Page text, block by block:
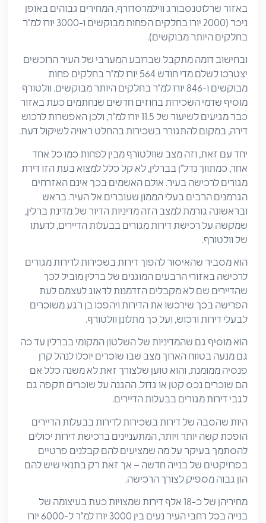
באזור שרלוטנסבורג ווילמרסדורף, המחירים גבוהים באופן
ניכר (2000 יורו בחלקים הפחות מבוקשים ו-3000 יורו למ"ר
בחלקים היותר מבוקשים).
ובחישוב דומה מתקבל שברובע המערבי של העיר הרוכשים
יצטרכו לשלם מדי חודש 564 יורו למ"ר בחלקים פחות
מבוקשים ו-846 יורו למ"ר בחלקים היותר מבוקשים. וולטורף
מוסיף שדמי השכירות בחוזים חדשים שנחתמים כעת באזור
כבר מגיעים לשיעור של 11.5 יורו למ"ר, ולכן האפשרות לרכוש
דירה, במקום להתגורר בשכירות בהחלט ראויה לשיקול דעת.
יחד עם זאת, וזה מצב שוולטורף מבין לפחות כמו כל אחד
אחר, כמתווך נדל"ן בברלין, לא קל כלל למצוא בעת הזו דירת
מגורים לרכישה בעיר. אולם האשמים בכך אינם האזרחים
הגרמנים הרבים בעלי הממון שעוברים אל העיר. בראש
ובראשונה גורמת למצב הזה מדיניות הדיור של מדינת ברלין,
שמקשה על רכישת דירות מגורים בבעלות הדיירים, לדעתו
של וולטורף.
הוא מסביר שהאיסור להפוך דירות בשכירות לדירות מגורים
לרכישה באזורי הרבעים המוגנים של ברלין מוביל לכך
שהדיירים שם לא מקבלים הזדמנות לדאוג לעצמם לעת
הפרישה בכך שירכשו את הדירות ויהפכו בן רגע משוכרים
לבעלי דירות ורכוש, ועל כך מתלונן וולטורף.
הוא מוסיף גם שהמדיניות של השלטון המקומי בברלין עד כה
גם מנעה בטווח הארוך מצב שבו שוכרים יוכלו לנהל קרן
פנסיה ממומנת, והוא טוען שלצורך זאת לא משנה כלל אם
הם שוכרים נכס קטן או גדול. ההגנה על שוכרים תקפה גם
לגבי דירות מגורים בבעלות הדיירים.
היות שהסבה של דירות בשכירות לדירות בבעלות הדיירים
הופכת קשה יותר ויותר, המתעניינים ברכישת דירות יכולים
להסתמך בעיקר על מה שמציעים להם קבלנים פרטיים
בפרויקטים של בנייה חדשה – אך זאת רק בתנאי שיש להם
הון גבוה מספיק לצורך הרכישה.
מחיריהן של כ-18 אלף דירות שמצויות כעת בעיצומה של
בנייה בכל רחבי העיר נעים בין 3000 יורו למ"ר ל-6000 יורו